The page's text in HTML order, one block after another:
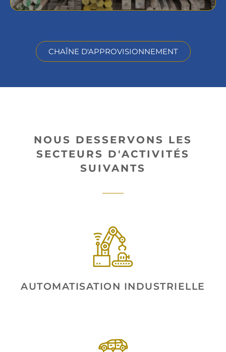
CHAÎNE D'APPROVISIONNEMENT
NOUS DESSERVONS LES
SECTEURS D'ACTIVITÉS
SUIVANTS
AUTOMATISATION INDUSTRIELLE